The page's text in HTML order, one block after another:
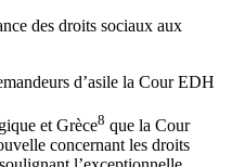
des droits sociaux aux
d’asile la Cour EDH
et Grèce8 que la Cour
concernant les droits